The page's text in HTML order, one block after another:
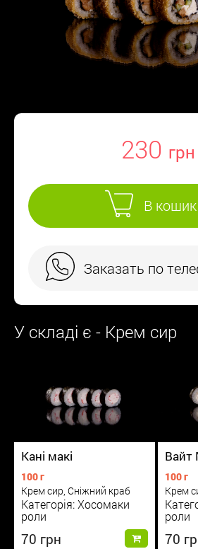
230
В кошик
Заказать по
У складі є - Крем сир
Кані макі
100 г
Крем сир, Сніжний краб
Категорія: Хосомаки
роли
70
Вайт
100 г
Крем
роли
70